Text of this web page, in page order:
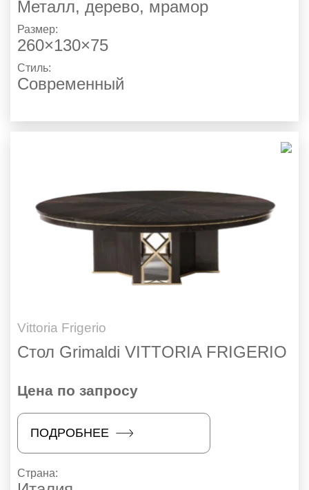
Металл, дерево, мрамор
Размер:
260×130×75
Стиль:
Современный
Vittoria Frigerio
Стол Grimaldi VITTORIA FRIGERIO
Цена по запросу
ПОДРОБНЕЕ
Страна: